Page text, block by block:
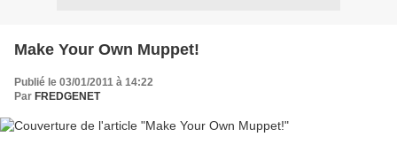
Make Your Own Muppet!
Publié le 03/01/2011 à 14:22
Par FREDGENET